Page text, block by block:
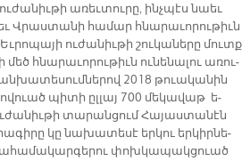
ա­ռեւ­տու­րը, ինչ­պէս նաեւ
Վրաս­տա­նի հա­մար հնա­րա­ւո­րու­թիւն
ու­ժա­նիւ­թի շու­կա­նե­րը մուտք
մեծ հնա­րա­ւո­րու­թիւն ու­նե­նա­լու ա­ռու­
2018 թուա­կա­նին
պի­տի ըլ­լայ 700 մե­կա­վաթ ե­
տա­րան­ցում Հա­յաս­տա­նէն
կը նա­խա­տե­սէ եր­կու եր­կիր­նե­
փոխ­կա­պակ­ցուած